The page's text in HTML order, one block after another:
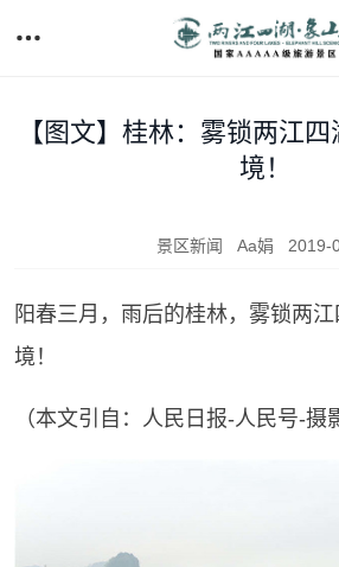
【图文】桂林：雾锁两江
境！
景区新闻 Aa娟 2019-
阳春三月，雨后的桂林，雾锁两
境！
（本文引自：人民日报-人民号-摄